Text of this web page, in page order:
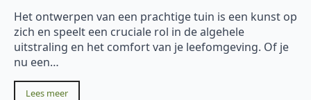
Het ontwerpen van een prachtige tuin is een kunst op
zich en speelt een cruciale rol in de algehele
uitstraling en het comfort van je leefomgeving. Of je
nu een…
Lees meer